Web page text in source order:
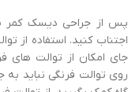
پس از جراحی دیسک کمر
اجتناب کنید. استفاده از
جای امکان از توالت های
روی توالت فرنگی نباید